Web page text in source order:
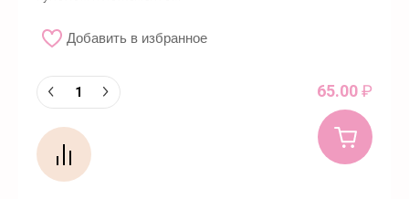
Добавить в избранное
65.00₽